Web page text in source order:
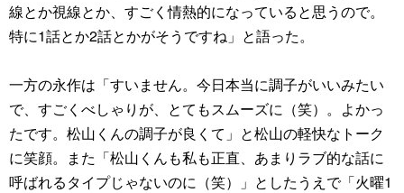
線とか視線とか、すごく情熱的になっていると思うので。
特に1話とか2話とかがそうですね」と語った。
一方の永作は「すいません。今日本当に調子がいいみたい
で、すごくべしゃりが、とてもスムーズに（笑）。よかっ
たです。松山くんの調子が良くて」と松山の軽快なトーク
に笑顔。また「松山くんも私も正直、あまりラブ的な話に
呼ばれるタイプじゃないのに（笑）」としたうえで「火曜1